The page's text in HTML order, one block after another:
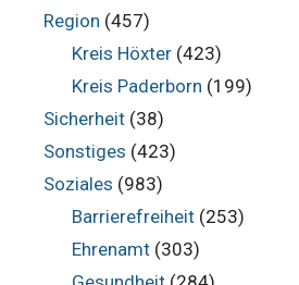
Region (457)
Kreis Höxter(423)
Kreis Paderborn (199)
Sicherheit (38)
Sonstiges (423)
Soziales (983)
Barrierefreiheit(253)
Ehrenamt(303)